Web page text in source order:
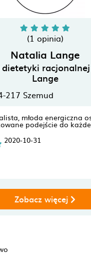
(1 opinia)
Natalia Lange
dietetyki
Lange
217 Szemud
młoda energiczna
podejście do
2020-10-31
Zobacz więcej